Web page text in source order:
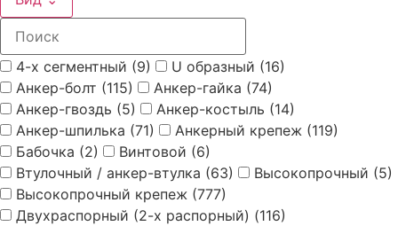
4-х сегментный (9) U образный (16)
Анкер-болт (115) Анкер-гайка (74)
Анкер-гвоздь (5) Анкер-костыль (14)
Анкер-шпилька (71) Анкерный крепеж (119)
Бабочка (2) Винтовой (6)
Втулочный / анкер-втулка (63) Высокопрочный (5)
Высокопрочный крепеж (777)
Двухраспорный (2-х распорный) (116)